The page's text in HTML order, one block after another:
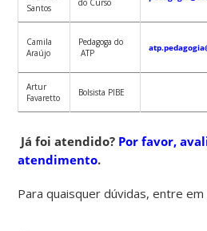
Santos
Camila
Araújo
Pedagoga do
ATP
Artur
Favaretto
Bolsista PIBE
Já foi atendido? Por favor,
atendimento.
Para quaisquer dúvidas, entre